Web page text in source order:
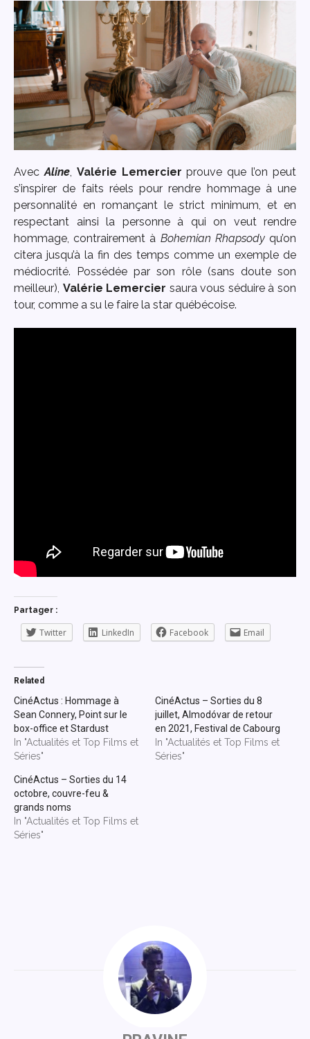
AvecAline, Valérie Lemercier prouve que l’on peut
s’inspirer de faits réels pour rendre hommage à une
personnalité en romançant le strict minimum, et en
respectant ainsi la personne à qui on veut rendre
hommage, contrairement à Bohemian Rhapsodyqu’on
citera jusqu’à la fin des temps comme un exemple de
médiocrité. Possédée par son rôle (sans doute son
meilleur), Valérie Lemercier saura vous séduire à son
tour, comme a su le faire la star québécoise.
Partager :
Twitter LinkedIn Facebook Email
Related
CinéActus : Hommage à
Sean Connery, Point sur le
box-office et Stardust
In "Actualités et Top Films et
Séries"
CinéActus – Sorties du 8
juillet, Almodóvar de retour
en 2021, Festival de Cabourg
In "Actualités et Top Films et
Séries"
CinéActus – Sorties du 14
octobre, couvre-feu &
grands noms
In "Actualités et Top Films et
Séries"